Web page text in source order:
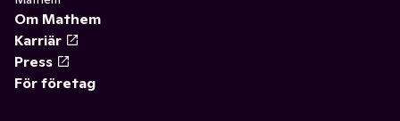
Om Mathem
Karriär
Press
För företag